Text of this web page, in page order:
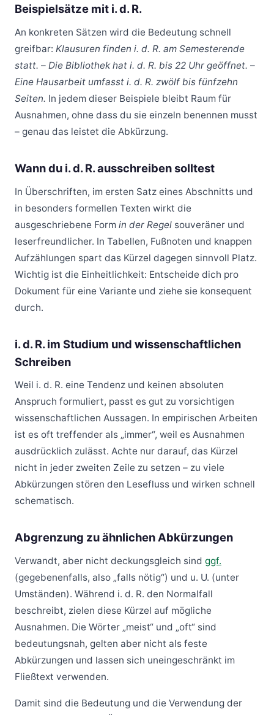
Beispielsätze mit i. d. R.
An konkreten Sätzen wird die Bedeutung schnell
greifbar: Klausuren finden i. d. R. am Semesterende
statt. – Die Bibliothek hat i. d. R. bis 22 Uhr geöffnet. –
Eine Hausarbeit umfasst i. d. R. zwölf bis fünfzehn
Seiten. In jedem dieser Beispiele bleibt Raum für
Ausnahmen, ohne dass du sie einzeln benennen musst
– genau das leistet die Abkürzung.
Wann du i. d. R. ausschreiben solltest
In Überschriften, im ersten Satz eines Abschnitts und
in besonders formellen Texten wirkt die
ausgeschriebene Form in der Regel souveräner und
leserfreundlicher. In Tabellen, Fußnoten und knappen
Aufzählungen spart das Kürzel dagegen sinnvoll Platz.
Wichtig ist die Einheitlichkeit: Entscheide dich pro
Dokument für eine Variante und ziehe sie konsequent
durch.
i. d. R. im Studium und wissenschaftlichen
Schreiben
Weil i. d. R. eine Tendenz und keinen absoluten
Anspruch formuliert, passt es gut zu vorsichtigen
wissenschaftlichen Aussagen. In empirischen Arbeiten
ist es oft treffender als „immer“, weil es Ausnahmen
ausdrücklich zulässt. Achte nur darauf, das Kürzel
nicht in jeder zweiten Zeile zu setzen – zu viele
Abkürzungen stören den Lesefluss und wirken schnell
schematisch.
Abgrenzung zu ähnlichen Abkürzungen
Verwandt, aber nicht deckungsgleich sind ggf.
(gegebenenfalls, also „falls nötig“) und u. U. (unter
Umständen). Während i. d. R. den Normalfall
beschreibt, zielen diese Kürzel auf mögliche
Ausnahmen. Die Wörter „meist“ und „oft“ sind
bedeutungsnah, gelten aber nicht als feste
Abkürzungen und lassen sich uneingeschränkt im
Fließtext verwenden.
Damit sind die Bedeutung und die Verwendung der